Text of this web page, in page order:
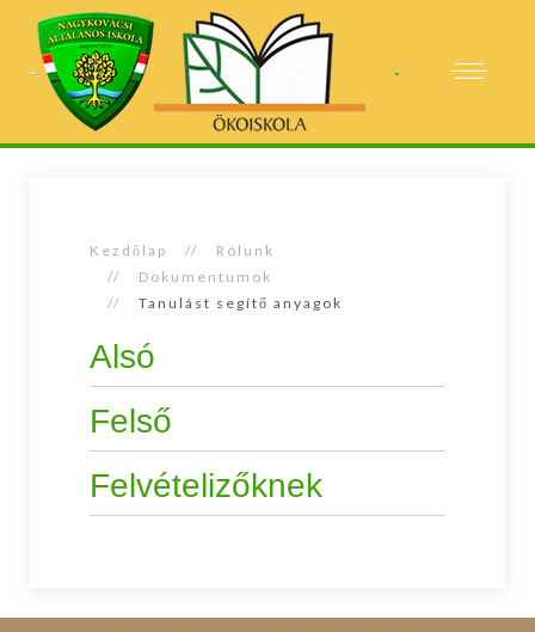
Kezdőlap
Rólunk
Dokumentumok
Tanulást segítő anyagok
Alsó
Felső
Felvételizőknek